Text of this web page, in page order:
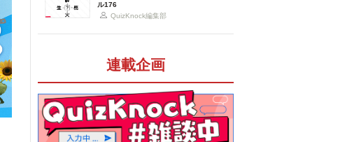
ル176
QuizKnock編集部
連載企画